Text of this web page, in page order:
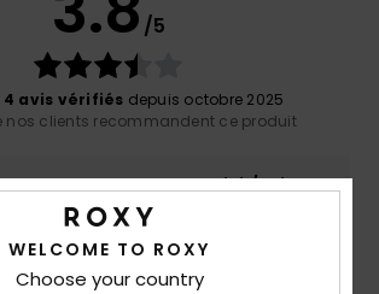
/5
4 avis vérifiés depuis octobre 2025
nos clients recommandent ce produit
Rapport qualité / prix
Taille
Matière
WELCOME TO ROXY
Choose your country